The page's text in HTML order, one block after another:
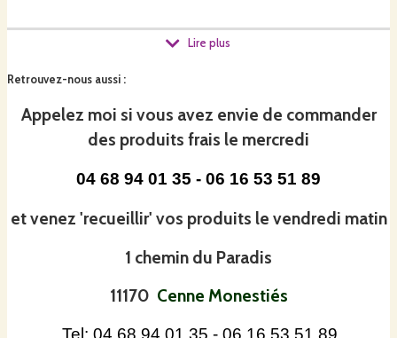
Nous produisons nos légumes dans notre jardin cultivé
produits frais transformés grâce à :
La lactofermentation:
notre flore intestinale et participent ainsi à la santé de
l’assimilation des minéraux et renforce l’immunité
Lire plus
Retrouvez-nous aussi :
Appelez moi si vous avez envie de commander
des produits frais le mercredi
04 68 94 01 35 - 06 16 53 51 89
et venez 'recueillir' vos produits le vendredi matin
1 chemin du Paradis
11170 Cenne Monestiés